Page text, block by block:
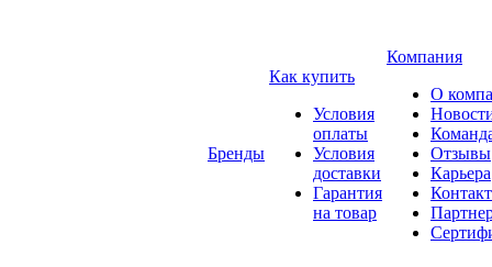
Бренды
Как купить
Условия
оплаты
Условия
доставки
Гарантия
на товар
Компания
О
Отзывы
Карьера